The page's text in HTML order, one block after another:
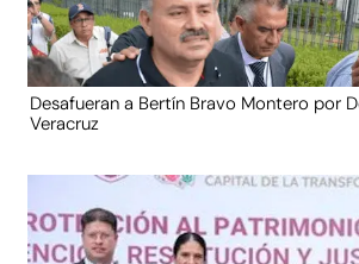
Desafueran a Bertín Bravo Montero por
Veracruz